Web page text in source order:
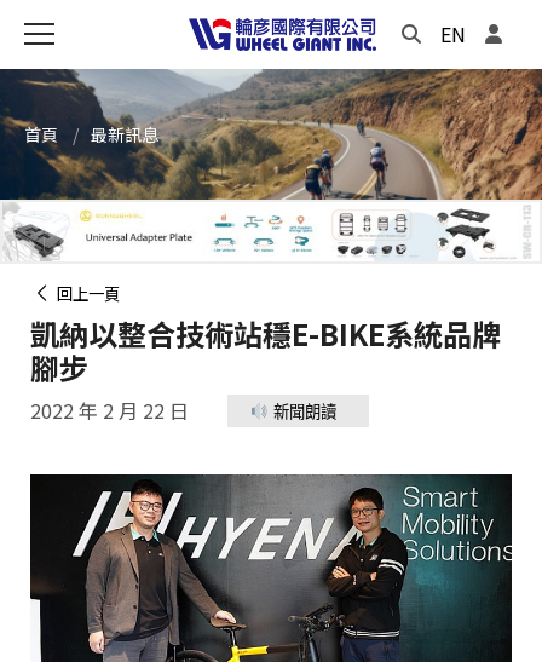
EN
首頁 最新訊息
回上一頁
凱納以整合技術站穩E-BIKE系統品牌
腳步
2022 年 2 月 22 日 新聞朗讀